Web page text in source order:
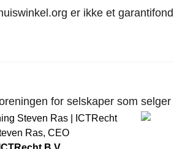
er ikke et
for selskaper som
Ras, CEO